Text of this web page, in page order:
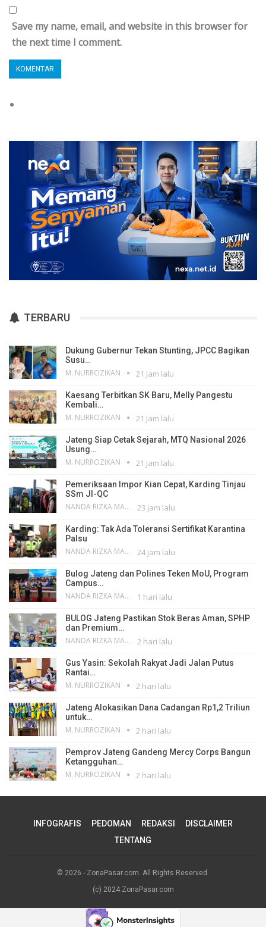
Save my name, email, and website in this browser for
the next time I comment.
TERBARU
Dukung Gubernur Tekan Stunting, JPCC Bagikan
Susu…
M. NURROZIKAN 21 jam lalu
Kaesang Terbitkan SK Baru, Melly Pangestu
Kembali…
M. NURROZIKAN 21 jam lalu
Jateng Siap Cetak Sejarah, MTQ Nasional 2026
Usung…
M. NURROZIKAN 21 jam lalu
Pemeriksaan Impor Kian Cepat, Karding Tinjau
SSm JI-QC
NANDA RIZKA MAHENDRA 23 jam lalu
Karding: Tak Ada Toleransi Sertifikat Karantina
Palsu
NANDA RIZKA MAHENDRA 24 jam lalu
Bulog Jateng dan Polines Teken MoU, Program
Campus…
NANDA RIZKA MAHENDRA 1 hari lalu
BULOG Jateng Pastikan Stok Beras Aman, SPHP
dan Premium…
NANDA RIZKA MAHENDRA 2 hari lalu
Gus Yasin: Sekolah Rakyat Jadi Jalan Putus
Rantai…
M. NURROZIKAN 2 hari lalu
Jateng Alokasikan Dana Cadangan Rp1,2 Triliun
untuk…
M. NURROZIKAN 2 hari lalu
Pemprov Jateng Gandeng Mercy Corps Bangun
Ketangguhan…
M. NURROZIKAN 2 hari lalu
INFOGRAFIS PEDOMAN REDAKSI
DISCLAIMER
TENTANG
© 2026 - ZonaPasar.com. All Rights Reserved.
(c) 2024 ZonaPasar.com